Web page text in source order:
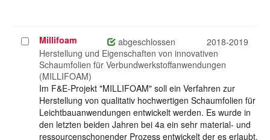
Projekt
auswählen
Millifoam abgeschlossen
2018-2019
Herstellung und Eigenschaften von innovativen
Schaumfolien für Verbundwerkstoffanwendungen
(MILLIFOAM)
Im F&E-Projekt "MILLIFOAM" soll ein Verfahren zur
Herstellung von qualitativ hochwertigen Schaumfolien für
Leichtbauanwendungen entwickelt werden. Es wurde in
den letzten beiden Jahren bei 4a ein sehr material- und
ressourcenschonender Prozess entwickelt der es erlaubt,